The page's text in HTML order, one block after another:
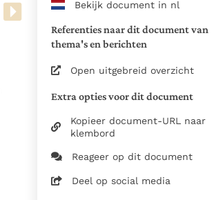
www.vatican.va/archive/bible/
vulgata_vetus-
www.vatican.va/archive/bible/
aansluiting gezocht bij de
om de teksten van de
naast elkaar te kunnen
Daar waar de versnummering
elkaar afwijken is dus die van
Bekijk document in nl
Referenties naar dit document van
thema's en berichten
Open uitgebreid overzicht
Extra opties voor dit document
Kopieer document-URL naar
klembord
Reageer op dit document
Deel op social media